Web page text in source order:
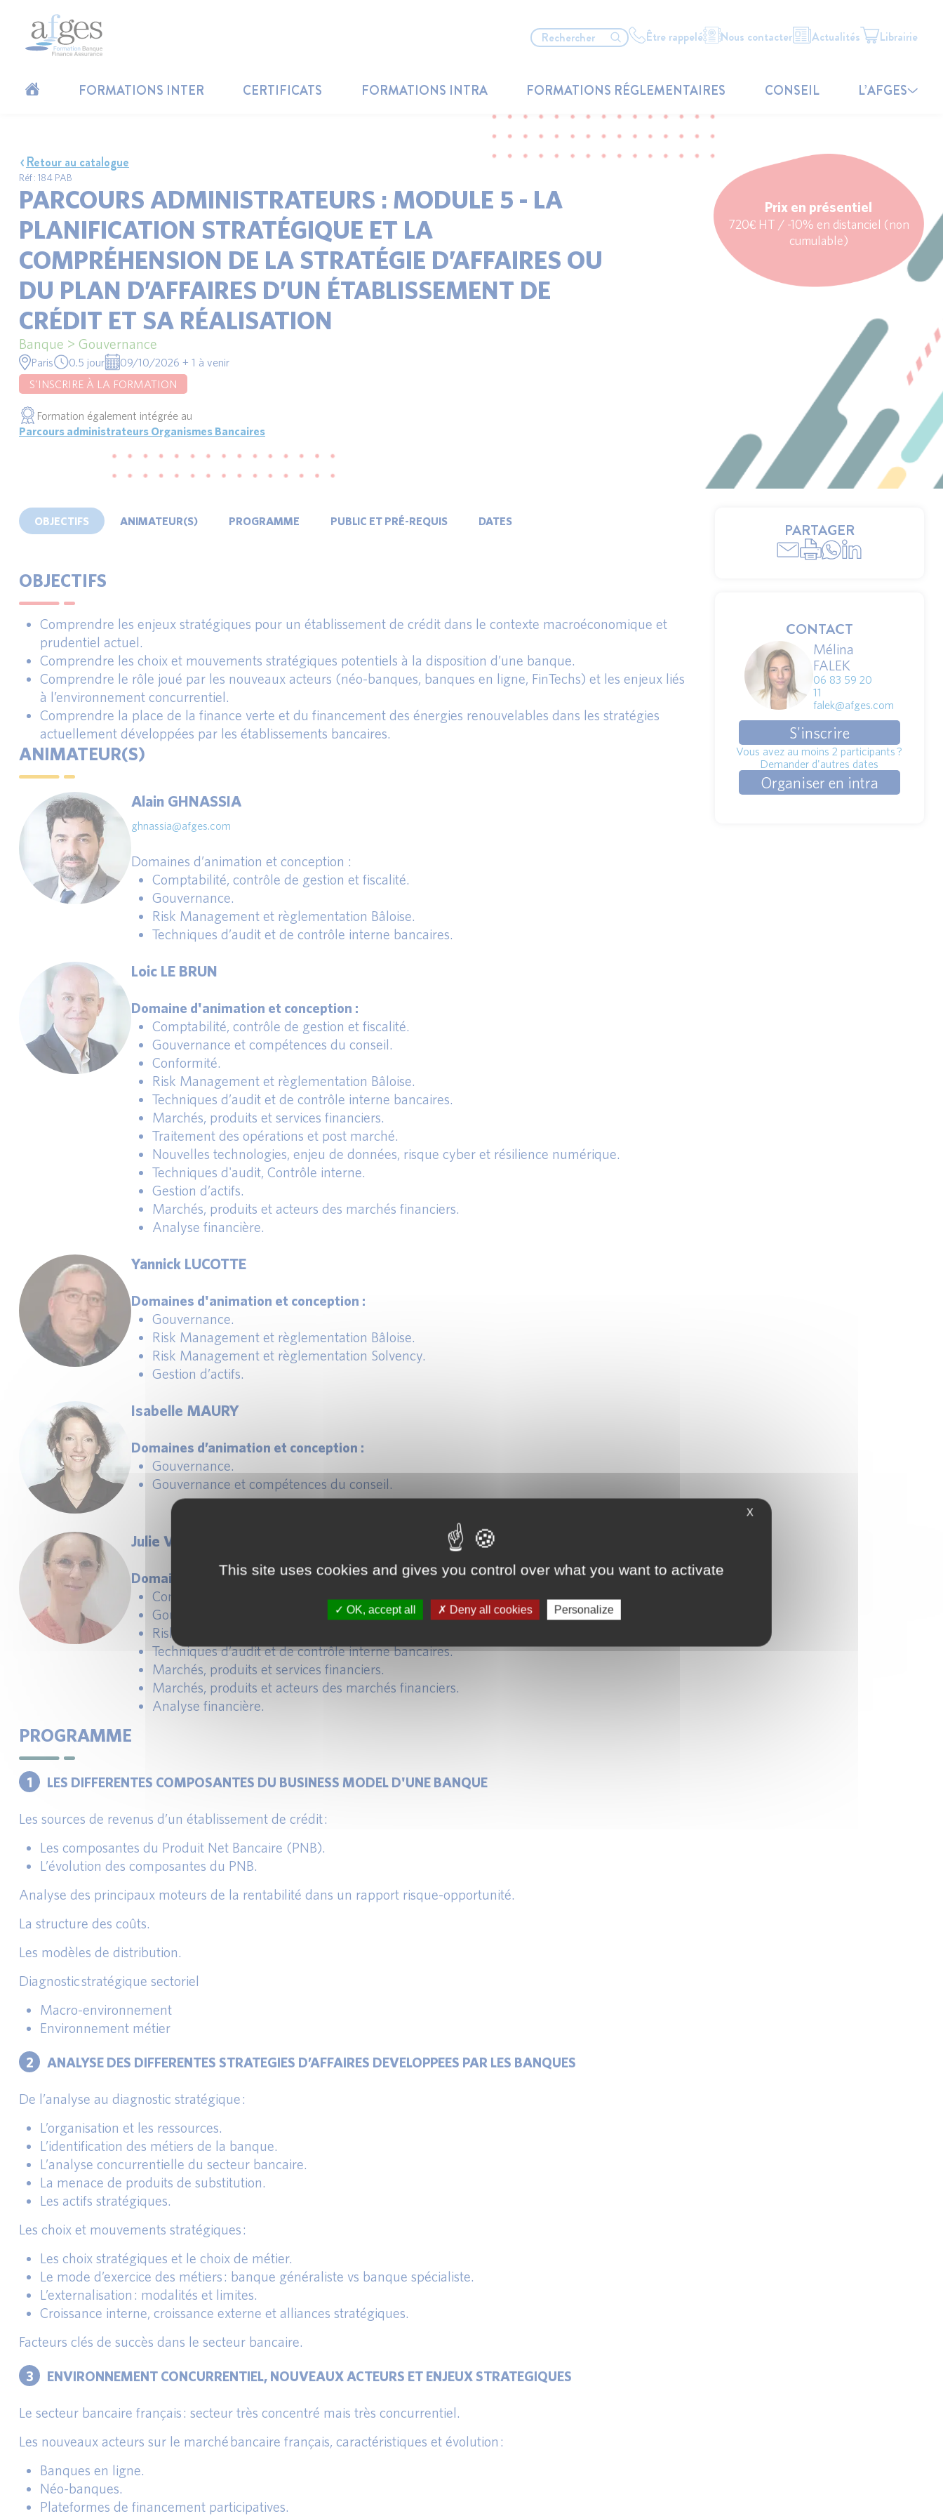
Être rappelé Nous contacter Actualités Librairie
FORMATIONS INTER CERTIFICATS FORMATIONS INTRA FORMATIONS RÉGLEMENTAIRES CONSEIL L’AFGES
Retour au catalogue
Réf : 184 PAB
PARCOURS ADMINISTRATEURS : MODULE 5 - LA
PLANIFICATION STRATÉGIQUE ET LA
COMPRÉHENSION DE LA STRATÉGIE D’AFFAIRES OU
DU PLAN D’AFFAIRES D’UN ÉTABLISSEMENT DE
CRÉDIT ET SA RÉALISATION
Banque > Gouvernance
Paris 0.5 jour
09/10/2026 + 1 à venir
S'INSCRIRE À LA FORMATION
Formation également intégrée au
Parcours administrateurs Organismes Bancaires
Prix en présentiel
720€ HT / -10% en distanciel (non
cumulable)
OBJECTIFS ANIMATEUR(S) PROGRAMME PUBLIC ET PRÉ-REQUIS DATES
OBJECTIFS
Comprendre les enjeux stratégiques pour un établissement de crédit dans le contexte macroéconomique et
prudentiel actuel.
Comprendre les choix et mouvements stratégiques potentiels à la disposition d’une banque.
Comprendre le rôle joué par les nouveaux acteurs (néo-banques, banques en ligne, FinTechs) et les enjeux liés
à l’environnement concurrentiel.
Comprendre la place de la finance verte et du financement des énergies renouvelables dans les stratégies
actuellement développées par les établissements bancaires.
ANIMATEUR(S)
Alain GHNASSIA
ghnassia@afges.com
Domaines d’animation et conception :
Comptabilité, contrôle de gestion et fiscalité.
Gouvernance.
Risk Management et règlementation Bâloise.
Techniques d’audit et de contrôle interne bancaires.
Loic LE BRUN
Domaine d'animation et conception :
Comptabilité, contrôle de gestion et fiscalité.
Gouvernance et compétences du conseil.
Conformité.
Risk Management et règlementation Bâloise.
Techniques d’audit et de contrôle interne bancaires.
Marchés, produits et services financiers.
Traitement des opérations et post marché.
Nouvelles technologies, enjeu de données, risque cyber et résilience numérique.
Techniques d'audit, Contrôle interne.
Gestion d’actifs.
Marchés, produits et acteurs des marchés financiers.
Analyse financière.
Yannick LUCOTTE
Domaines d'animation et conception :
Gouvernance.
Risk Management et règlementation Bâloise.
Risk Management et règlementation Solvency.
Gestion d’actifs.
Isabelle MAURY
Domaines d’animation et conception :
Gouvernance.
Gouvernance et compétences du conseil.
Julie VINCENT
Domaines d’animation et conception :
Comptabilité, contrôle de gestion et fiscalité.
Gouvernance.
Risk Management et règlementation Bâloise.
Techniques d’audit et de contrôle interne bancaires.
Marchés, produits et services financiers.
Marchés, produits et acteurs des marchés financiers.
Analyse financière.
PROGRAMME
1 LES DIFFERENTES COMPOSANTES DU BUSINESS MODEL D'UNE BANQUE
Les sources de revenus d’un établissement de crédit :
Les composantes du Produit Net Bancaire (PNB).
L’évolution des composantes du PNB.
Analyse des principaux moteurs de la rentabilité dans un rapport risque-opportunité.
La structure des coûts.
Les modèles de distribution.
Diagnostic stratégique sectoriel
Macro-environnement
Environnement métier
2 ANALYSE DES DIFFERENTES STRATEGIES D’AFFAIRES DEVELOPPEES PAR LES BANQUES
De l’analyse au diagnostic stratégique :
L’organisation et les ressources.
L’identification des métiers de la banque.
L’analyse concurrentielle du secteur bancaire.
La menace de produits de substitution.
Les actifs stratégiques.
Les choix et mouvements stratégiques :
Les choix stratégiques et le choix de métier.
Le mode d’exercice des métiers : banque généraliste vs banque spécialiste.
L’externalisation : modalités et limites.
Croissance interne, croissance externe et alliances stratégiques.
Facteurs clés de succès dans le secteur bancaire.
3 ENVIRONNEMENT CONCURRENTIEL, NOUVEAUX ACTEURS ET ENJEUX STRATEGIQUES
Le secteur bancaire français : secteur très concentré mais très concurrentiel.
Les nouveaux acteurs sur le marché bancaire français, caractéristiques et évolution :
Banques en ligne.
Néo-banques.
Plateformes de financement participatives.
PARTAGER
CONTACT
Mélina
FALEK
06 83 59 20
11
falek@afges.com
S'inscrire
Vous avez au moins 2 participants ?
Demander d'autres dates
Organiser en intra
X
This site uses cookies and gives you control over what you want to activate
OK, accept all Deny all cookies Personalize